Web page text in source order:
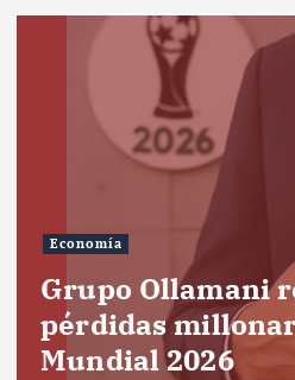
Economía
Grupo Ollamani
pérdidas
Mundial 2026